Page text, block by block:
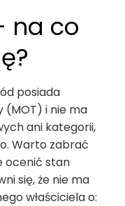
na co
posiada
i nie ma
ani kategorii,
Warto zabrać
ocenić stan
się, że nie ma
właściciela o: